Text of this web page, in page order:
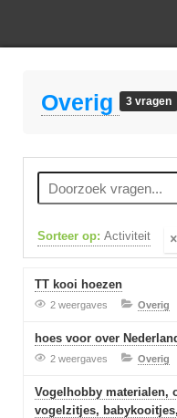
Overig 3 vragen
Sorteer op: Activiteit
TT kooi hoezen
2 weergaves Overig
hoes voor over
2 weergaves Overig
Vogelhobby materialen,
vogelzitjes,